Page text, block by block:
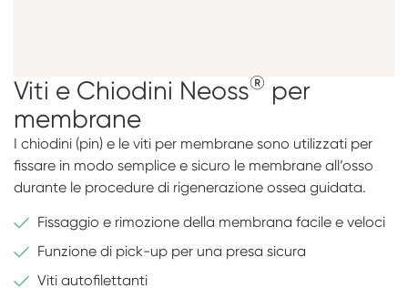
Viti e Chiodini Neoss® per
membrane
I chiodini (pin) e le viti per membrane sono utilizzati per
fissare in modo semplice e sicuro le membrane all’osso
durante le procedure di rigenerazione ossea guidata.
Fissaggio e rimozione della membrana facile e veloci
Funzione di pick-up per una presa sicura
Viti autofilettanti